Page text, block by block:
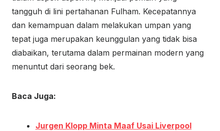
tangguh di lini pertahanan Fulham. Kecepatannya
dan kemampuan dalam melakukan umpan yang
tepat juga merupakan keunggulan yang tidak bisa
diabaikan, terutama dalam permainan modern yang
menuntut dari seorang bek.
Baca Juga:
Jurgen Klopp Minta Maaf Usai Liverpool